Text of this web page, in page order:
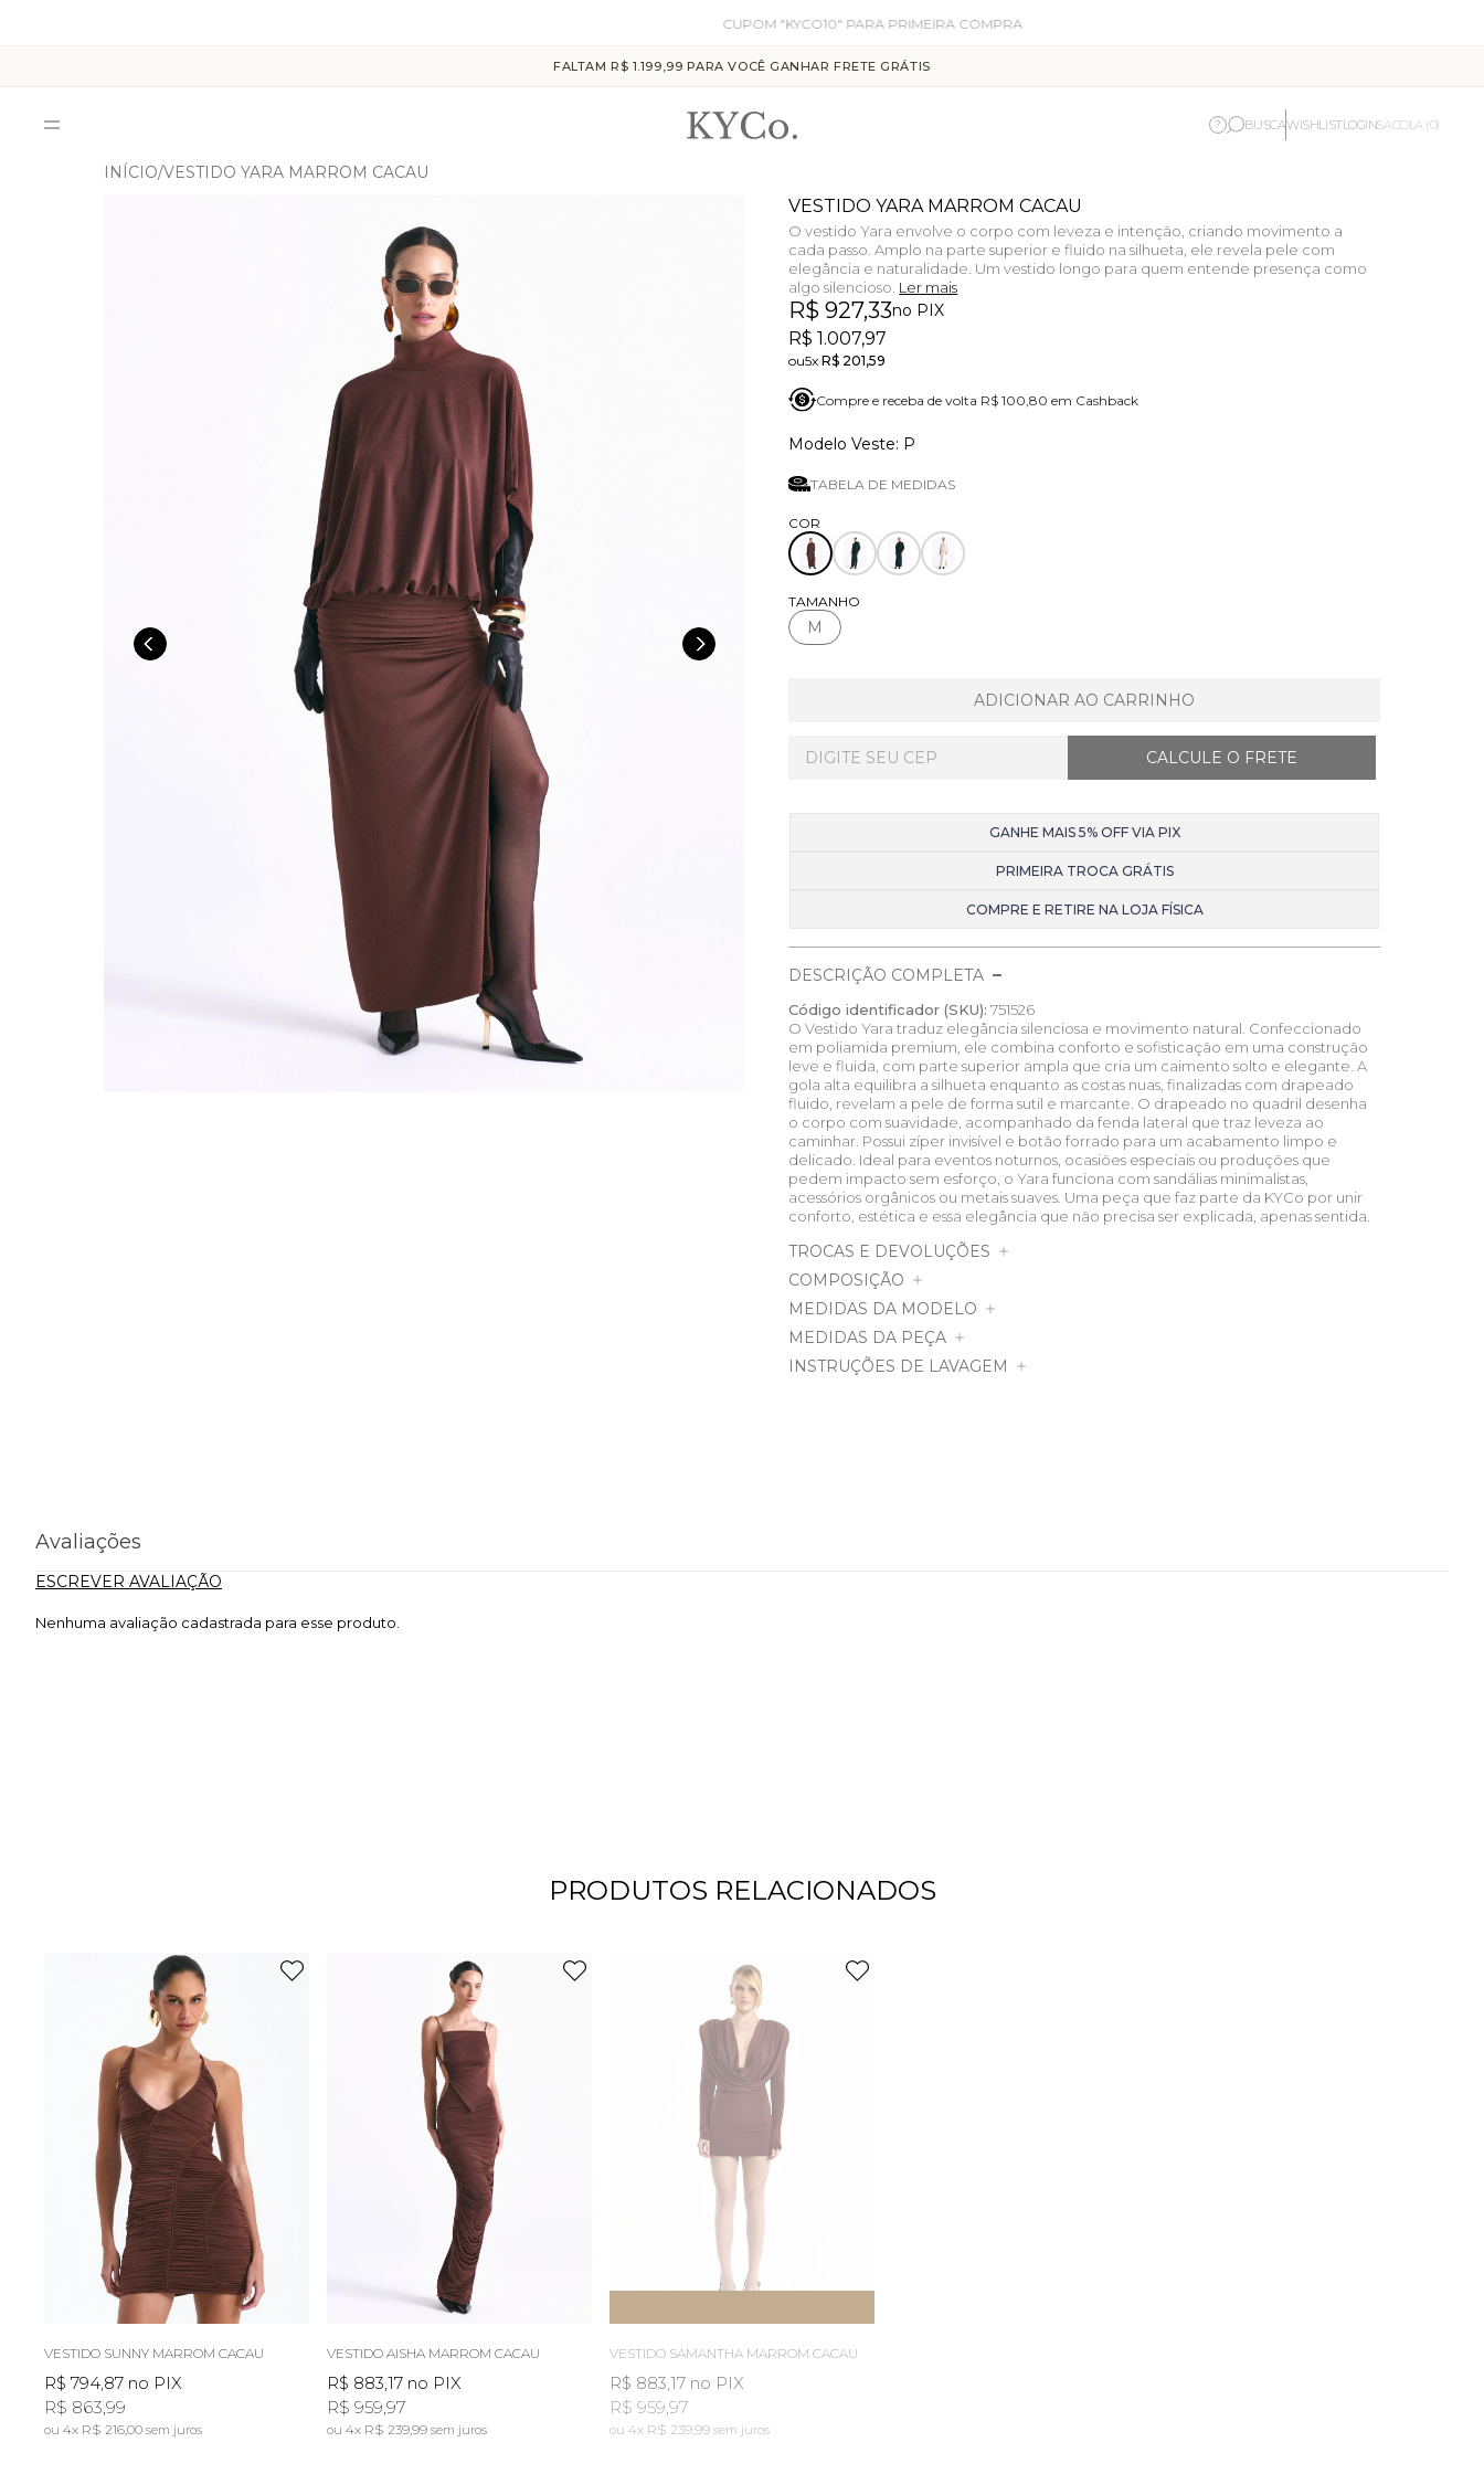
CUPOM "KYCO10" PARA PRIMEIRA COMPRA
FALTAM R$ 1.199,99 PARA VOCÊ GANHAR FRETE GRÁTIS
? BUSCAWISHLISTLOGINSACOLA (0)
INÍCIO VESTIDO YARA MARROM CACAU
VESTIDO YARA MARROM CACAU
O vestido Yara envolve o corpo com leveza e intenção, criando movimento a
cada passo. Amplo na parte superior e fluido na silhueta, ele revela pele com
elegância e naturalidade. Um vestido longo para quem entende presença como
algo silencioso. Ler mais
R$ 927,33no PIX
R$ 1.007,97
5xR$ 201,59
Compre e receba de volta R$ 100,80 em Cashback
P
TABELA DE MEDIDAS
TAMANHO
M
ADICIONAR AO CARRINHO
GANHE MAIS 5% OFF VIA PIX
PRIMEIRA TROCA GRÁTIS
COMPRE E RETIRE NA LOJA FÍSICA
DESCRIÇÃO COMPLETA
Código identificador (SKU): 751526
O Vestido Yara traduz elegância silenciosa e movimento natural. Confeccionado
em poliamida premium, ele combina conforto e sofisticação em uma construção
leve e fluida, com parte superior ampla que cria um caimento solto e elegante. A
gola alta equilibra a silhueta enquanto as costas nuas, finalizadas com drapeado
fluido, revelam a pele de forma sutil e marcante. O drapeado no quadril desenha
o corpo com suavidade, acompanhado da fenda lateral que traz leveza ao
caminhar. Possui zíper invisível e botão forrado para um acabamento limpo e
delicado. Ideal para eventos noturnos, ocasiões especiais ou produções que
pedem impacto sem esforço, o Yara funciona com sandálias minimalistas,
acessórios orgânicos ou metais suaves. Uma peça que faz parte da KYCo por unir
conforto, estética e essa elegância que não precisa ser explicada, apenas sentida.
TROCAS E DEVOLUÇÕES
COMPOSIÇÃO
MEDIDAS DA MODELO
INSTRUÇÕES DE LAVAGEM
MEDIDAS DA PEÇA
Avaliações
ESCREVER AVALIAÇÃO
Nenhuma avaliação cadastrada para esse produto.
PRODUTOS RELACIONADOS
VESTIDO SUNNY MARROM CACAU
R$ 794,87 no PIX
R$ 863,99
4x R$ 216,00 sem juros
VESTIDO AISHA MARROM CACAU
R$ 883,17 no PIX
R$ 959,97
4x R$ 239,99 sem juros
VESTIDO SAMANTHA MARROM CACAU
R$ 883,17 no PIX
R$ 959,97
4x R$ 239,99 sem juros